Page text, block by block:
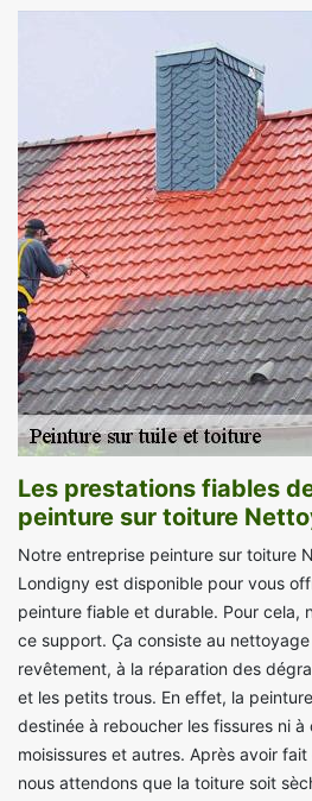
Les prestations fiables
peinture sur toiture
Notre entreprise peinture sur toiture
Londigny est disponible pour vous
peinture fiable et durable. Pour cela,
ce support. Ça consiste au
revêtement, à la réparation des
et les petits trous. En effet, la
destinée à reboucher les fissures ni à
moisissures et autres. Après avoir
nous attendons que la toiture soit